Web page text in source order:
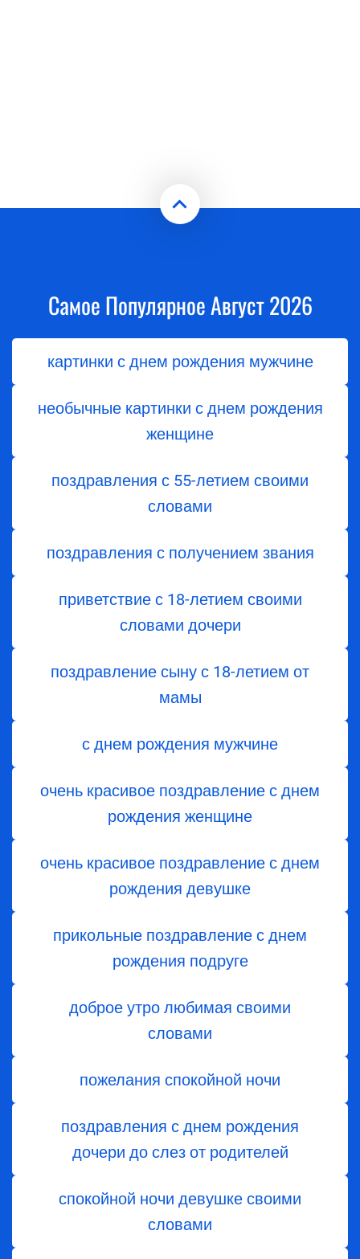
Самое Популярное Август 2026
картинки с днем рождения мужчине
необычные картинки с днем рождения
женщине
поздравления с 55-летием своими
словами
поздравления с получением звания
приветствие с 18-летием своими
словами дочери
поздравление сыну с 18-летием от
мамы
с днем рождения мужчине
очень красивое поздравление с днем
рождения женщине
очень красивое поздравление с днем
рождения девушке
прикольные поздравление с днем
рождения подруге
доброе утро любимая своими
словами
пожелания спокойной ночи
поздравления с днем ​​рождения
дочери до слез от родителей
спокойной ночи девушке своими
словами